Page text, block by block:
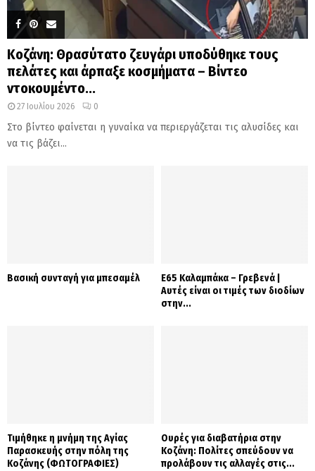
Κοζάνη: Θρασύτατο ζευγάρι υποδύθηκε τους
πελάτες και άρπαξε κοσμήματα – Βίντεο
ντοκουμέντο...
27 Ιουλίου 2026 0
Στο βίντεο φαίνεται η γυναίκα να περιεργάζεται τις αλυσίδες και
να τις βάζει...
Βασική συνταγή για μπεσαμέλ
Ε65 Καλαμπάκα – Γρεβενά |
Αυτές είναι οι τιμές των διοδίων
στην...
Τιμήθηκε η μνήμη της Αγίας
Παρασκευής στην πόλη της
Κοζάνης (ΦΩΤΟΓΡΑΦΙΕΣ)
Ουρές για διαβατήρια στην
Κοζάνη: Πολίτες σπεύδουν να
προλάβουν τις αλλαγές στις...